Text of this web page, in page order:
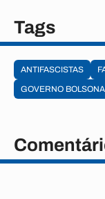
Tags
ANTIFASCISTAS
GOVERNO